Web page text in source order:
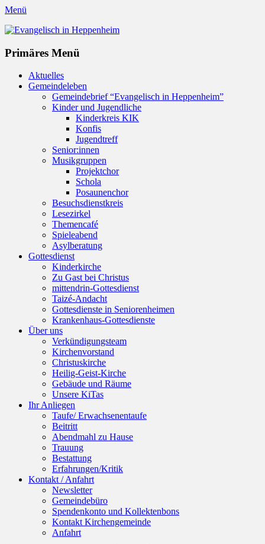
Menü
Evangelisch in Heppenheim
Primäres Menü
Zum
Inhalt
Aktuelles
Gemeindeleben
Gemeindebrief “Evangelisch in Heppenheim”
Kinder und Jugendliche
Kinderkreis KIK
Konfis
Jugendtreff
Senior:innen
Musikgruppen
Projektchor
Schola
Posaunenchor
Besuchsdienstkreis
Lesezirkel
Themencafé
Spieleabend
Asylberatung
Gottesdienst
Kinderkirche
Zu Gast bei Christus
mittendrin-Gottesdienst
Taizé-Andacht
Gottesdienste in Seniorenheimen
Krankenhaus-Gottesdienste
Über uns
Verkündigungsteam
Kirchenvorstand
Christuskirche
Heilig-Geist-Kirche
Gebäude und Räume
Unsere KiTas
Ihr Anliegen
Taufe/ Erwachsenentaufe
Beitritt
Abendmahl zu Hause
Trauung
Bestattung
Erfahrungen/Kritik
Kontakt / Anfahrt
Newsletter
Gemeindebüro
Spendenkonto und Kollektenbons
Kontakt Kirchengemeinde
Anfahrt